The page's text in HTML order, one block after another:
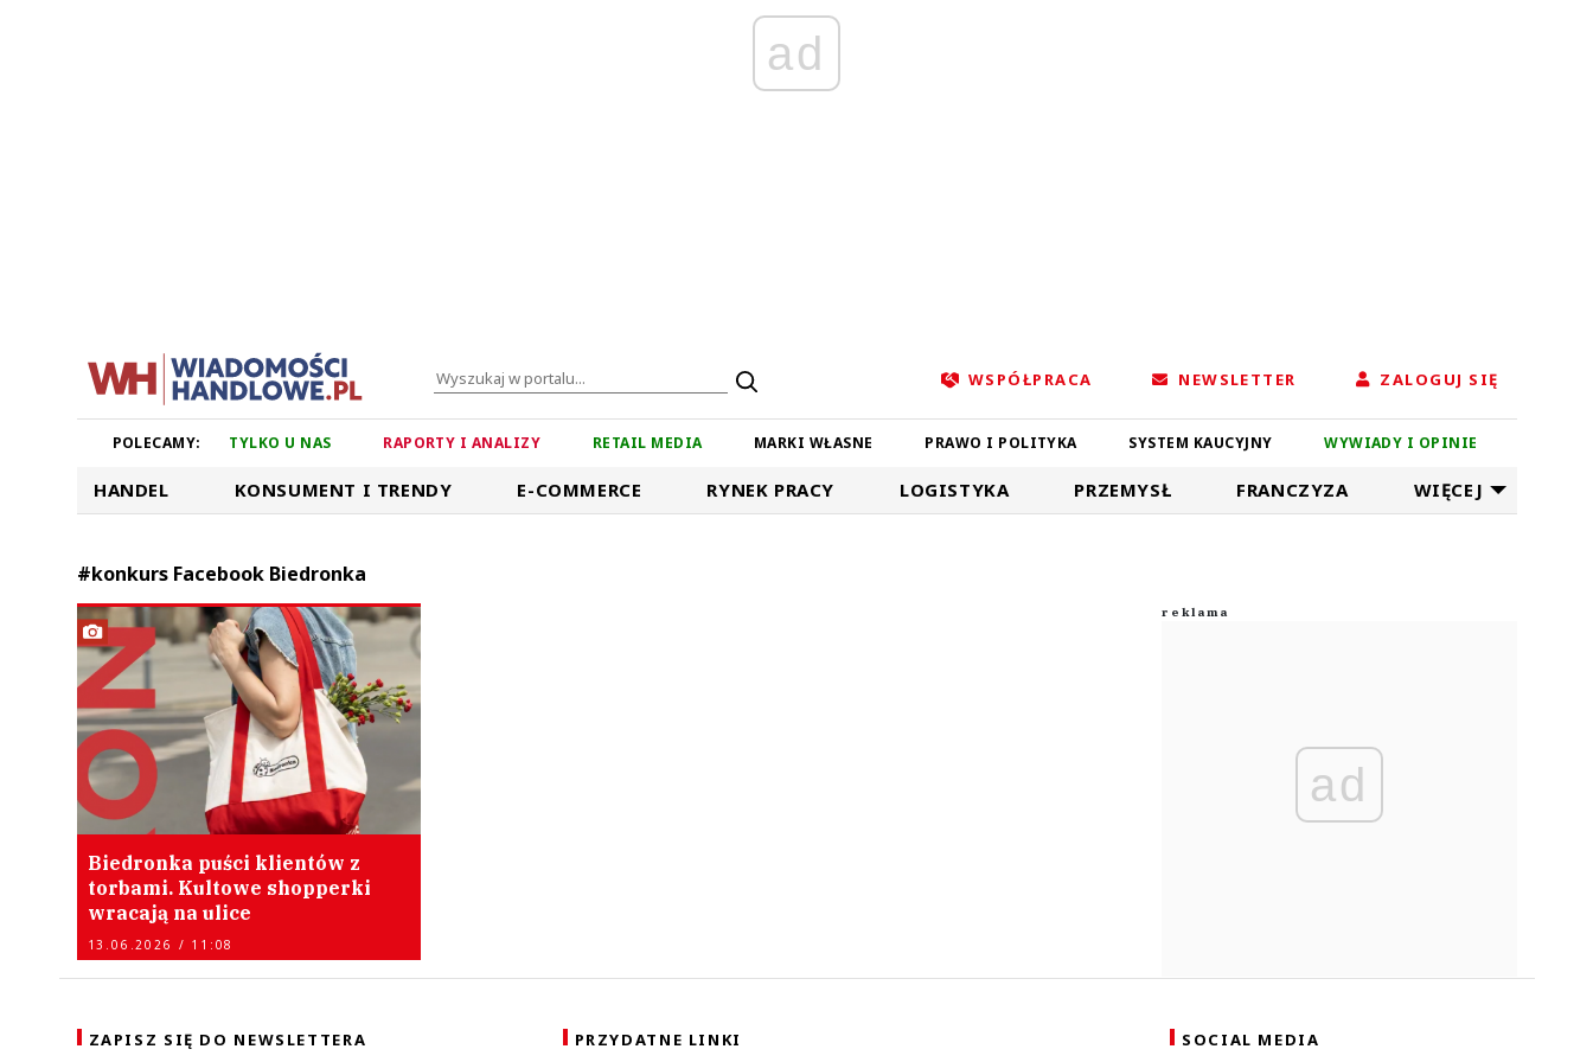
ad
WSPÓŁPRACA NEWSLETTER ZALOGUJ SIĘ
POLECAMY: TYLKO U NAS RAPORTY I ANALIZY RETAIL MEDIA MARKI WŁASNE PRAWO I POLITYKA SYSTEM KAUCYJNY WYWIADY I OPINIE
HANDEL KONSUMENT I TRENDY E-COMMERCE RYNEK PRACY LOGISTYKA PRZEMYSŁ FRANCZYZA WIĘCEJ
#konkurs Facebook Biedronka
Biedronka puści klientów z
torbami. Kultowe shopperki
wracają na ulice
13.06.2026 / 11:08
ad
ZAPISZ SIĘ DO NEWSLETTERA PRZYDATNE LINKI SOCIAL MEDIA